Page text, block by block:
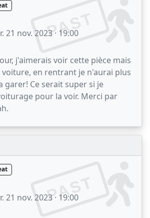
PAST
21 nov. 2023 · 19:00
j'aimerais voir cette pièce mais
voiture, en rentrant je n'aurai plus
garer! Ce serait super si je
pour la voir. Merci par
PAST
21 nov. 2023 · 19:00